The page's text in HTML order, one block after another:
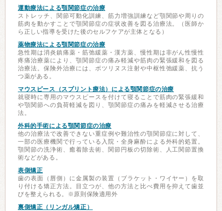
運動療法による顎関節症の治療
ストレッチ、関節可動化訓練、筋力増強訓練など顎関節や周りの
筋肉を動かすことで顎関節症の症状改善を図る治療法。（医師か
ら正しい指導を受けた後のセルフケアが主体となる）
薬物療法による顎関節症の治療
急性期は消炎鎮痛薬・筋弛緩薬・漢方薬、慢性期は非がん性慢性
疼痛治療薬により、顎関節症の痛み軽減や筋肉の緊張緩和を図る
治療法。保険外治療には、ボツリヌス注射や中枢性弛緩薬、抗う
つ薬がある。
マウスピース（スプリント療法）による顎関節症の治療
就寝時に専用のマウスピースを付けて寝ることで筋肉の緊張緩和
や顎関節への負荷軽減を図り、顎関節症の痛みを軽減させる治療
法。
外科的手術による顎関節症の治療
他の治療法で改善できない重症例や難治性の顎関節症に対して、
一部の医療機関で行っている入院・全身麻酔による外科的処置。
顎関節の洗浄術、癒着除去術、関節円板の切除術、人工関節置換
術などがある。
表側矯正
歯の表面（唇側）に金属製の装置（ブラケット・ワイヤー）を取
り付ける矯正方法。目立つが、他の方法と比べ費用を抑えて歯並
びを整えられる。※原則保険適用外
裏側矯正（リンガル矯正）